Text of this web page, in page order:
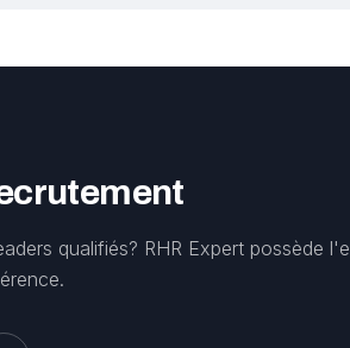
qualifiés? RHR Expert possède